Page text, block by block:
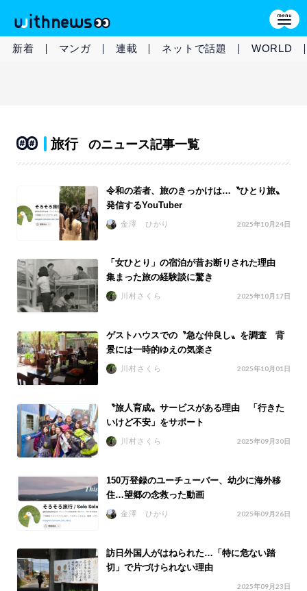
新着 マンガ 連載 ネットで話題 WORLD
旅行 のニュース記事一覧
令和の若者、旅のきっかけは…〝ひとり旅〟
発信するYouTuber
金澤 ひかり 2025年10月24日
「女ひとり」の宿泊が昔お断りされた理由
集まった旅の経験談に驚き
川村さくら 2025年10月17日
ゲストハウスでの〝急な仲良し〟を調査 背
景には一時的ゆえの気楽さ
川村さくら 2025年10月01日
〝旅人育成〟サービスがある理由 「行きた
いけど不安」をサポート
川村さくら 2025年09月30日
150万登録のユーチューバー、幼少に海外移
住…望郷の念救った動画
金澤 ひかり 2025年09月26日
訪日外国人がはねられた…「特に危ない踏
切」で片づけられない理由
2025年09月23日